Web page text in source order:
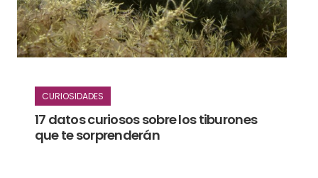
CURIOSIDADES
17 datos curiosos sobre los tiburones
que te sorprenderán